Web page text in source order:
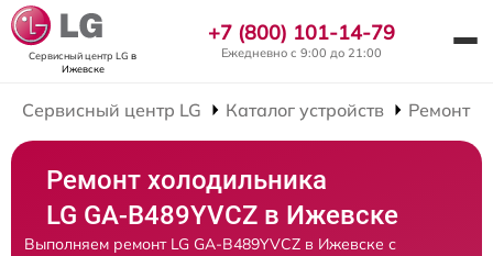
Сервисный центр LG в
Ижевске
+7 (800) 101-14-79
Ежедневно с 9:00 до 21:00
Сервисный центр LG Каталог устройств Ремонт
Ремонт холодильника
LG GA-B489YVCZ в Ижевске
Выполняем ремонт LG GA-B489YVCZ в Ижевске с